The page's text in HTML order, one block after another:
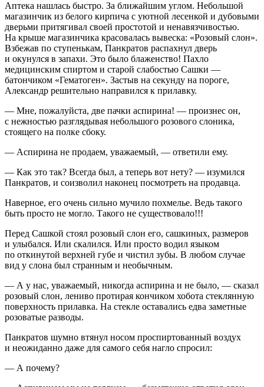
Аптека нашлась быстро. За ближайшим углом. Небольшой
магазинчик из белого кирпича с уютной лесенкой и дубовыми
дверьми притягивал своей простотой и ненавязчивостью.
На крыше магазинчика красовалась вывеска: «Розовый слон».
Взбежав по ступенькам, Панкратов распахнул дверь
и окунулся в запахи. Это было блаженство! Пахло
медицинским спиртом и старой слабостью Сашки —
батончиком «Гематоген». Застыв на секунду на пороге,
Александр решительно направился к прилавку.
— Мне, пожалуйста, две пачки аспирина! — произнес он,
с нежностью разглядывая небольшого розового слоника,
стоящего на полке сбоку.
— Аспирина не продаем, уважаемый, — ответили ему.
— Как это так? Всегда был, а теперь вот нету? — изумился
Панкратов, и соизволил наконец посмотреть на продавца.
Наверное, его очень сильно мучило похмелье. Ведь такого
быть просто не могло. Такого не существовало!!!
Перед Сашкой стоял розовый слон его, сашкиных, размеров
и улыбался. Или скалился. Или просто водил языком
по откинутой верхней губе и чистил зубы. В любом случае
вид у слона был странным и необычным.
— А у нас, уважаемый, никогда аспирина и не было, — сказал
розовый слон, лениво протирая кончиком хобота стеклянную
поверхность прилавка. На стекле оставались едва заметные
розоватые разводы.
Панкратов шумно втянул носом проспиртованный воздух
и неожиданно даже для самого себя нагло спросил:
— А почему?